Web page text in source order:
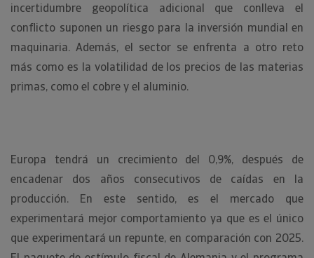
incertidumbre geopolítica adicional que conlleva el
conflicto suponen un riesgo para la inversión mundial en
maquinaria. Además, el sector se enfrenta a otro reto
más como es la volatilidad de los precios de las materias
primas, como el cobre y el aluminio.
Europa tendrá un crecimiento del 0,9%, después de
encadenar dos años consecutivos de caídas en la
producción. En este sentido, es el mercado que
experimentará mejor comportamiento ya que es el único
que experimentará un repunte, en comparación con 2025.